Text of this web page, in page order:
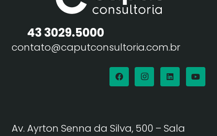
43 3029.5000
contato@caputconsultoria.com.br
Av. Ayrton Senna da Silva, 500 – Sala